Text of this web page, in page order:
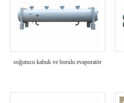
soğutucu kabuk ve borulu evaporatör